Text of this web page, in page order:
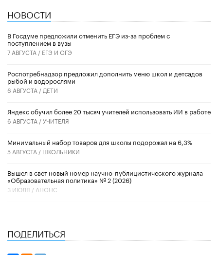
НОВОСТИ
В Госдуме предложили отменить ЕГЭ из-за проблем с
поступлением в вузы
7 АВГУСТА / ЕГЭ И ОГЭ
Роспотребнадзор предложил дополнить меню школ и детсадов
рыбой и водорослями
6 АВГУСТА / ДЕТИ
​Яндекс обучил более 20 тысяч учителей использовать ИИ в работе
6 АВГУСТА /УЧИТЕЛЯ
Минимальный набор товаров для школы подорожал на 6,3%
5 АВГУСТА / ШКОЛЬНИКИ
Вышел в свет новый номер научно-публицистического журнала
«Образовательная политика» № 2 (2026)
3 ИЮЛЯ / АНОНС
ПОДЕЛИТЬСЯ